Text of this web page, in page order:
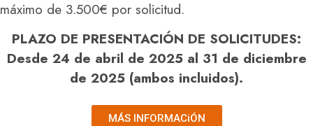
máximo de 3.500€ por solicitud.
PLAZO DE PRESENTACIÓN DE SOLICITUDES:
Desde 24 de abril de 2025 al 31 de diciembre
de 2025 (ambos incluidos).
MÁS INFORMACiÓN